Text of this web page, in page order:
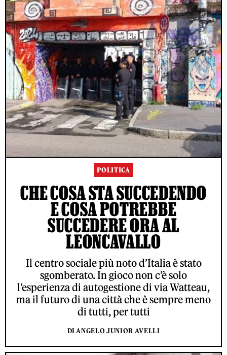
POLITICA
CHE COSA STA SUCCEDENDO
E COSA POTREBBE
SUCCEDERE ORA AL
LEONCAVALLO
Il centro sociale più noto d’Italia è stato
sgomberato. In gioco non c’è solo
l’esperienza di autogestione di via Watteau,
ma il futuro di una città che è sempre meno
di tutti, per tutti
DI ANGELO JUNIOR AVELLI